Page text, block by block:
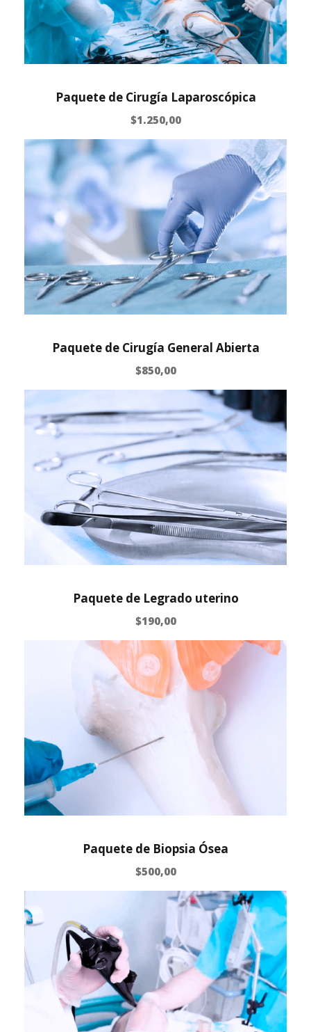
Paquete de Cirugía Laparoscópica
$1.250,00
Paquete de Cirugía General Abierta
$850,00
Paquete de Legrado uterino
$190,00
Paquete de Biopsia Ósea
$500,00